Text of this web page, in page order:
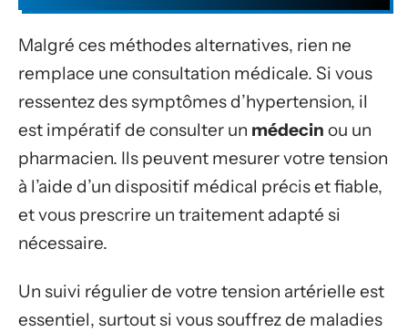
Malgré ces méthodes alternatives, rien ne
remplace une consultation médicale. Si vous
ressentez des symptômes d’hypertension, il
est impératif de consulter un médecin ou un
pharmacien. Ils peuvent mesurer votre tension
à l’aide d’un dispositif médical précis et fiable,
et vous prescrire un traitement adapté si
nécessaire.
Un suivi régulier de votre tension artérielle est
essentiel, surtout si vous souffrez de maladies